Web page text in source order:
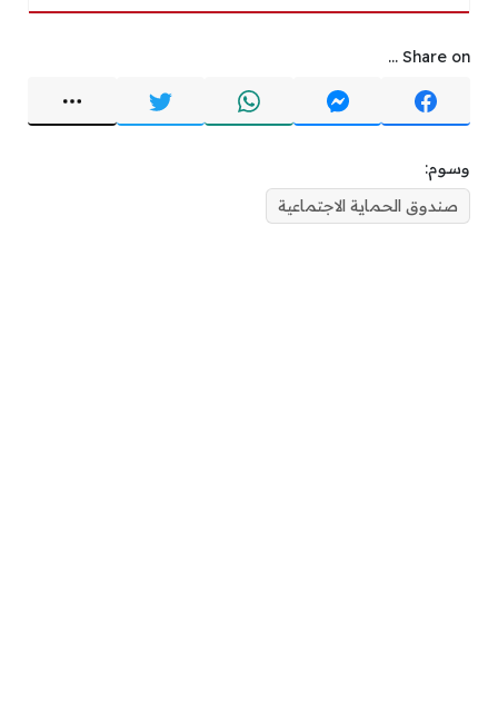
Share on ...
وسوم:
صندوق الحماية الاجتماعية